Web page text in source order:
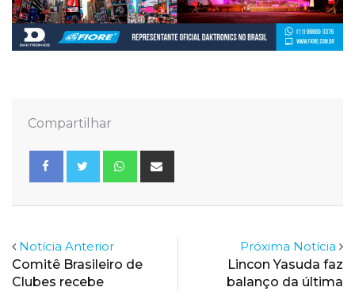
Compartilhar
Whatsapp
Notícia Anterior
Comitê Brasileiro de
Clubes recebe
Próxima Notícia
Lincon Yasuda faz
balanço da última